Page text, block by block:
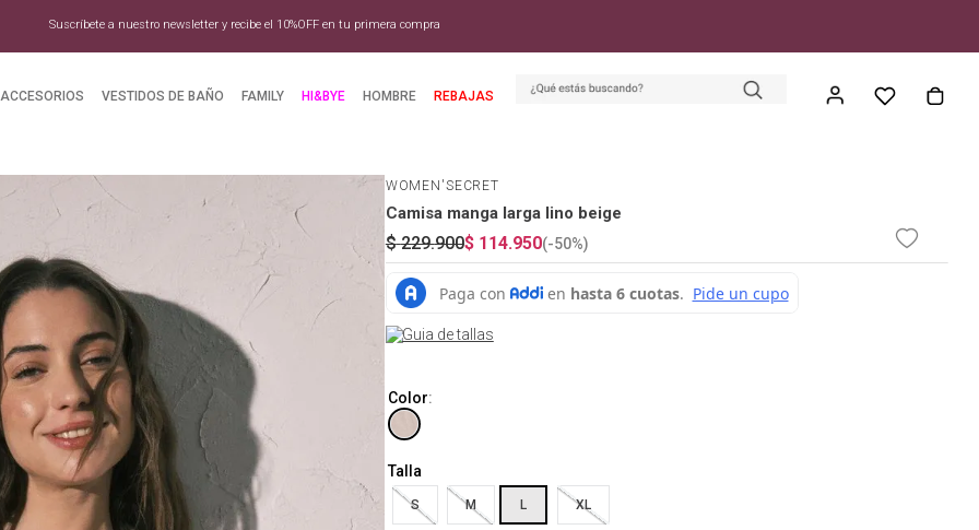
Suscríbete a nuestro newsletter y recibe el 10%OFF en tu primera compra
ACCESORIOS VESTIDOS DE BAÑO FAMILY HI&BYE HOMBRE REBAJAS
WOMEN'SECRET
Camisa manga larga lino beige
$ 229.900$ 114.950(-50%)
Guia de tallas
Color:
Talla
S M L XL